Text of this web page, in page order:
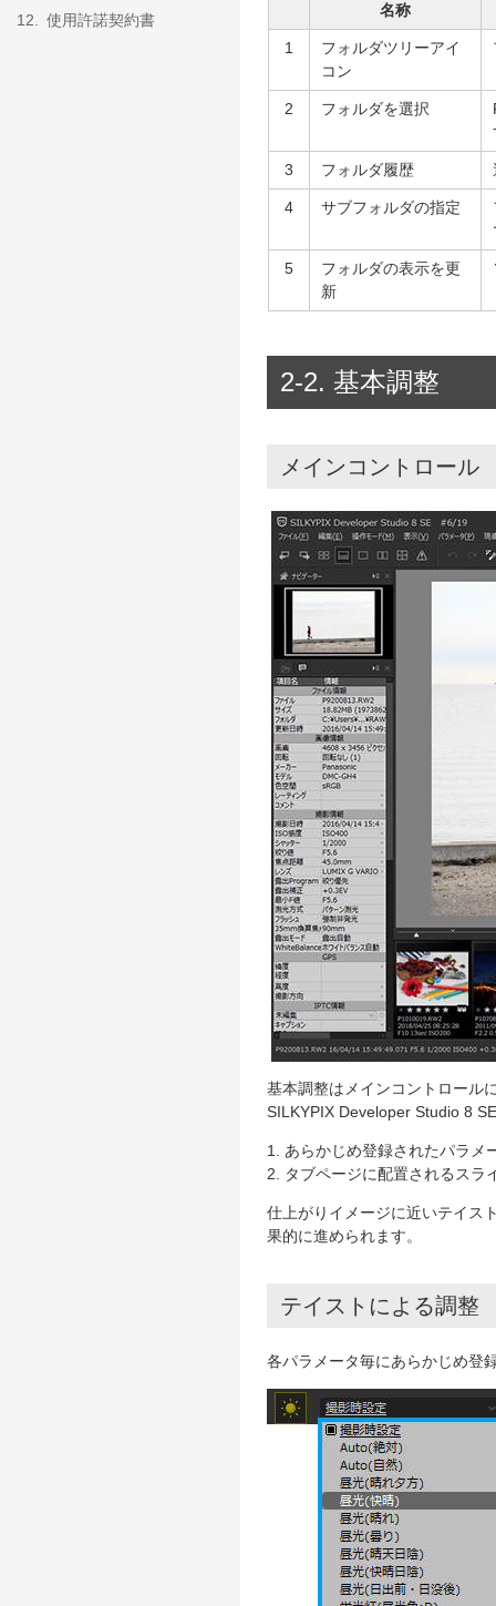
名称
1
フォルダツリーアイ
コン
2 フォルダを選択
3 フォルダ履歴
4 サブフォルダの指定
5
フォルダの表示を更
新
2-2. 基本調整
メインコントロール
基本調整はメインコントロール
SILKYPIX Developer Studio 8
1. あらかじめ登録されたパラメ
2. タブページに配置されるスラ
仕上がりイメージに近いテイス
果的に進められます。
テイストによる調整
各パラメータ毎にあらかじめ登
12. 使用許諾契約書